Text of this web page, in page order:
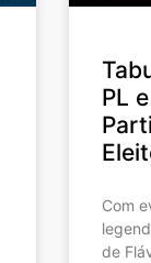
PL
Com
de